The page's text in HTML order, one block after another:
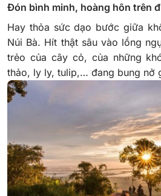
Đón bình minh, hoàng hôn trên
Hay thỏa sức dạo bước giữa
Núi Bà. Hít thật sâu vào lồng
trẻo của cây cỏ, của những
thảo, ly ly, tulip,… đang bung nở